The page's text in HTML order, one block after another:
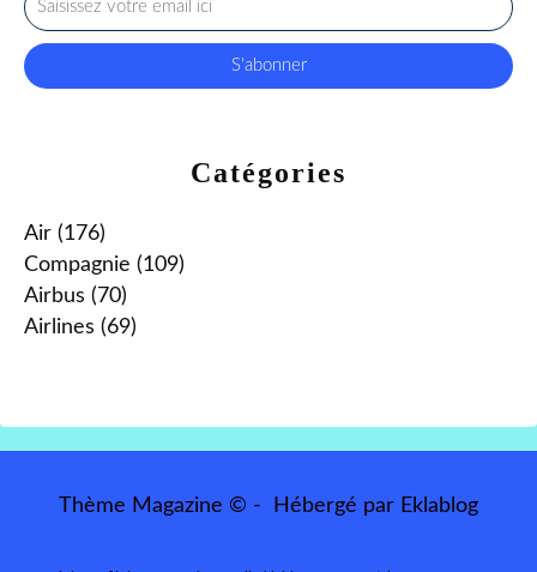
Catégories
Air (176)
Compagnie (109)
Airbus (70)
Airlines (69)
Thème Magazine © - Hébergé par Eklablog